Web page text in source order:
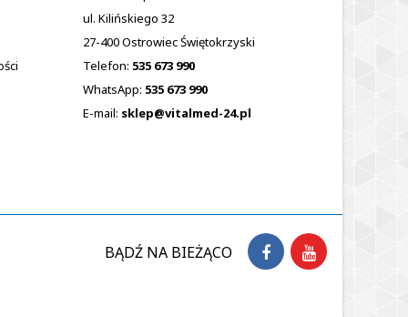
ul. Kilińskiego 32
27-400 Ostrowiec Świętokrzyski
Telefon: 535 673 990
WhatsApp: 535 673 990
E-mail: sklep@vitalmed-24.pl
BĄDŹ NA BIEŻĄCO